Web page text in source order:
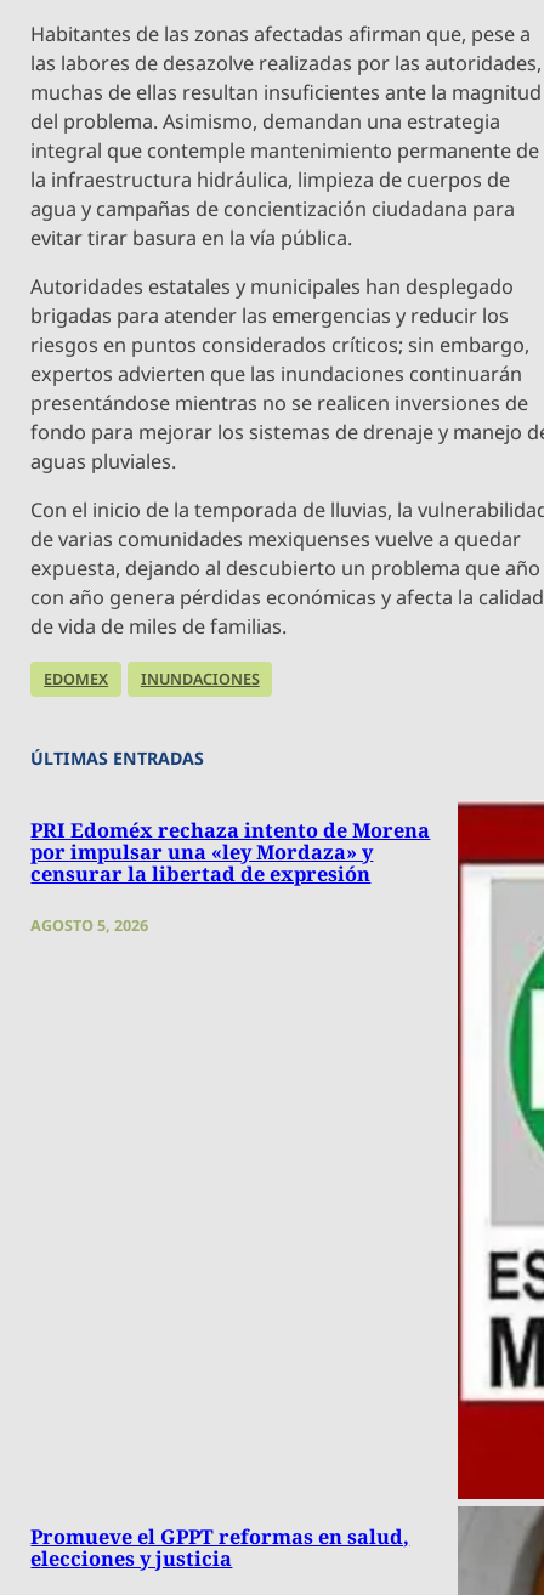
Habitantes de las zonas afectadas afirman que, pese a
las labores de desazolve realizadas por las autoridades,
muchas de ellas resultan insuficientes ante la magnitud
del problema. Asimismo, demandan una estrategia
integral que contemple mantenimiento permanente de
la infraestructura hidráulica, limpieza de cuerpos de
agua y campañas de concientización ciudadana para
evitar tirar basura en la vía pública.
Autoridades estatales y municipales han desplegado
brigadas para atender las emergencias y reducir los
riesgos en puntos considerados críticos; sin embargo,
expertos advierten que las inundaciones continuarán
presentándose mientras no se realicen inversiones de
fondo para mejorar los sistemas de drenaje y manejo
aguas pluviales.
Con el inicio de la temporada de lluvias, la
de varias comunidades mexiquenses vuelve a quedar
expuesta, dejando al descubierto un problema que año
con año genera pérdidas económicas y afecta la calidad
de vida de miles de familias.
EDOMEX INUNDACIONES
ÚLTIMAS ENTRADAS
PRI Edoméx rechaza intento de Morena
por impulsar una «ley Mordaza» y
censurar la libertad de expresión
AGOSTO 5, 2026
Promueve el GPPT reformas en salud,
elecciones y justicia